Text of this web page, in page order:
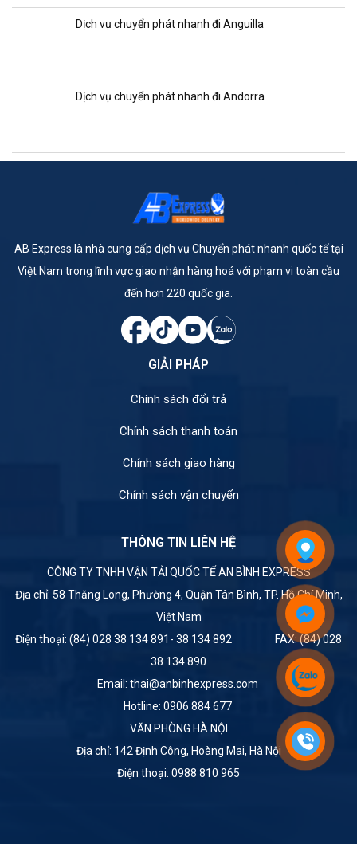
Dịch vụ chuyển phát nhanh đi Anguilla
Dịch vụ chuyển phát nhanh đi Andorra
AB Express là nhà cung cấp dịch vụ Chuyển phát nhanh quốc tế tại
Việt Nam trong lĩnh vực giao nhận hàng hoá với phạm vi toàn cầu
đến hơn 220 quốc gia.
GIẢI PHÁP
Chính sách đổi trả
Chính sách thanh toán
Chính sách giao hàng
Chính sách vận chuyển
THÔNG TIN LIÊN HỆ
CÔNG TY TNHH VẬN TẢI QUỐC TẾ AN BÌNH EXPRESS
Địa chỉ: 58 Thăng Long, Phường 4, Quận Tân Bình, TP. Hồ Chí Minh,
Việt Nam
Điện thoại: (84) 028 38 134 891- 38 134 892 FAX: (84) 028
38 134 890
Email: thai@anbinhexpress.com
Hotline: 0906 884 677
VĂN PHÒNG HÀ NỘI
Địa chỉ: 142 Định Công, Hoàng Mai, Hà Nội
Điện thoại: 0988 810 965